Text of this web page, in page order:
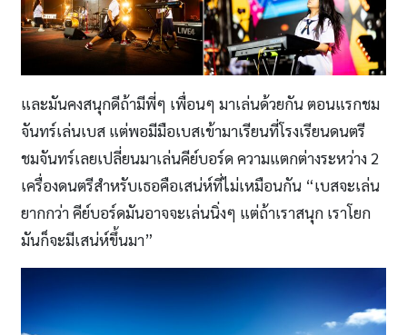
และมันคงสนุกดีถ้ามีพี่ๆ เพื่อนๆ มาเล่นด้วยกัน ตอนแรกชม
จันทร์เล่นเบส แต่พอมีมือเบสเข้ามาเรียนที่โรงเรียนดนตรี
ชมจันทร์เลยเปลี่ยนมาเล่นคีย์บอร์ด ความแตกต่างระหว่าง 2
เครื่องดนตรีสำหรับเธอคือเสน่ห์ที่ไม่เหมือนกัน “เบสจะเล่น
ยากกว่า คีย์บอร์ดมันอาจจะเล่นนิ่งๆ แต่ถ้าเราสนุก เราโยก
มันก็จะมีเสน่ห์ขึ้นมา”